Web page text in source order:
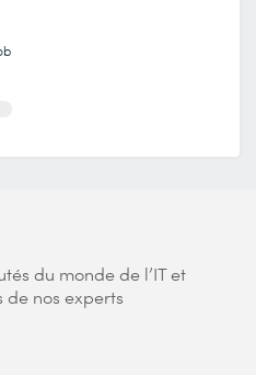
du monde de l’IT et
de nos experts